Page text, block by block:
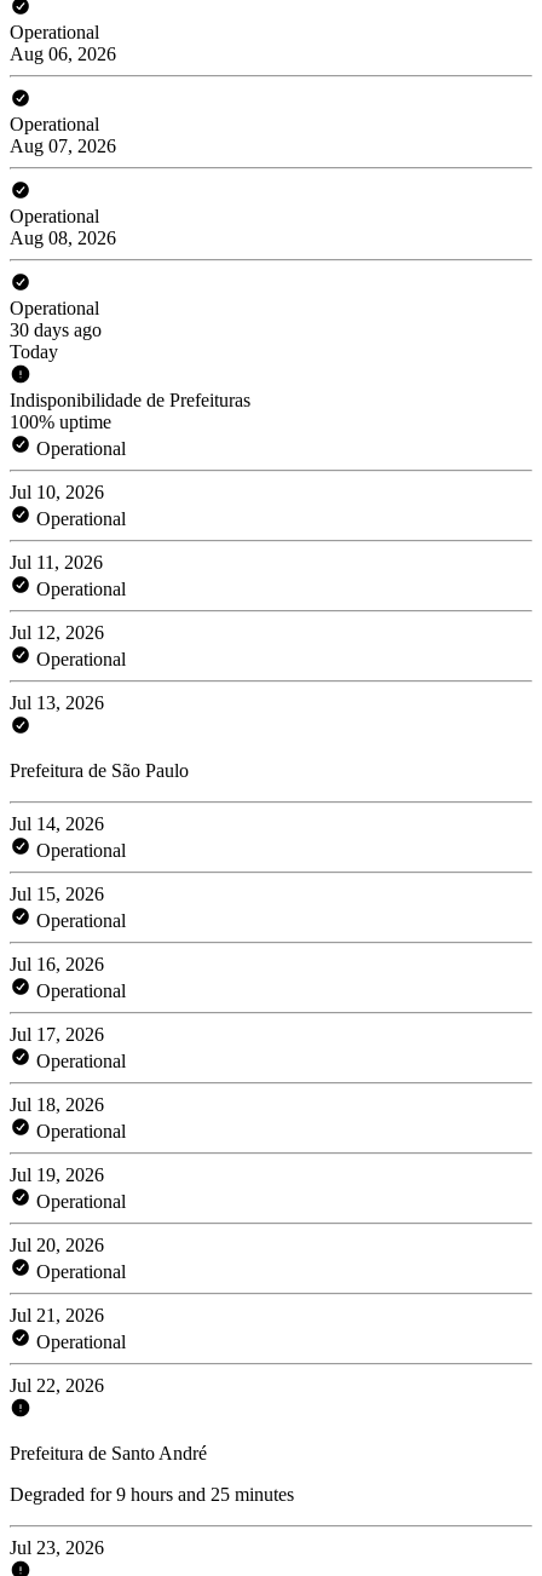
Operational
Aug 06, 2026
Operational
Aug 07, 2026
Operational
Aug 08, 2026
Operational
30 days ago
Today
Indisponibilidade de Prefeituras
100% uptime
Operational
Jul 10, 2026
Operational
Jul 11, 2026
Operational
Jul 12, 2026
Operational
Jul 13, 2026
Prefeitura de São Paulo
Jul 14, 2026
Operational
Jul 15, 2026
Operational
Jul 16, 2026
Operational
Jul 17, 2026
Operational
Jul 18, 2026
Operational
Jul 19, 2026
Operational
Jul 20, 2026
Operational
Jul 21, 2026
Operational
Jul 22, 2026
Prefeitura de Santo André
Degraded for 9 hours and 25 minutes
Jul 23, 2026